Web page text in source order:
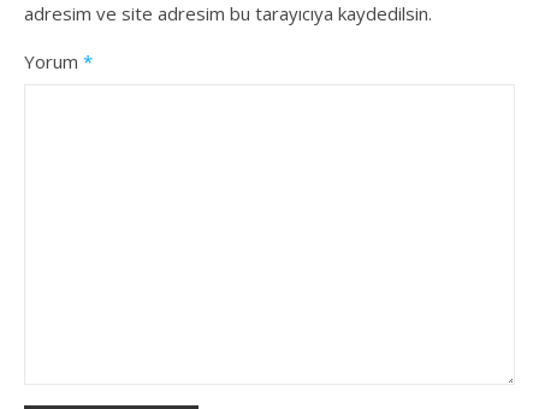
adresim ve site adresim bu tarayıcıya kaydedilsin.
Yorum *